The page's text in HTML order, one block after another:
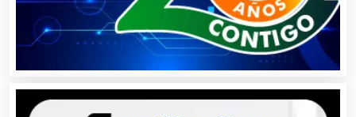
Carpinterías
Centros Comerciales